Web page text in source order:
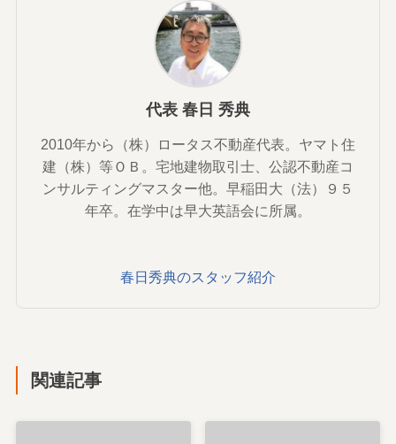
代表 春日 秀典
2010年から（株）ロータス不動産代表。ヤマト住
建（株）等ＯＢ。宅地建物取引士、公認不動産コ
ンサルティングマスター他。早稲田大（法）９５
年卒。在学中は早大英語会に所属。
春日秀典のスタッフ紹介
関連記事